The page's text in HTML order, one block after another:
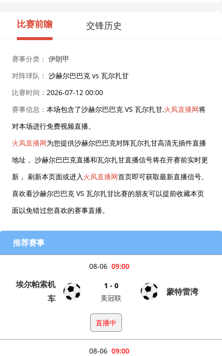
比赛前瞻 交锋历史
赛事分类： 伊朗甲
对阵球队： 沙赫尔巴巴克 vs 瓦尔扎甘
比赛时间： 2026-07-12 00:00
赛事信息： 本场包含了沙赫尔巴巴克 VS 瓦尔扎甘,火凤直播网将
对本场进行免费视频直播。
火凤直播网为您提供沙赫尔巴巴克对阵瓦尔扎甘高清无插件直播
地址， 沙赫尔巴巴克直播和瓦尔扎甘直播信号将在开赛前实时更
新， 刷新本页面或进入火凤直播网首页即可获取最新直播信号。
喜欢看沙赫尔巴巴克 VS 瓦尔扎甘比赛的朋友可以提前收藏本页
面以免错过您喜欢的赛事直播。
推荐赛事
09:00
08-06
埃尔帕索机
车
1 - 0
美冠联
蒙特雷湾
直播中
09:00
08-06